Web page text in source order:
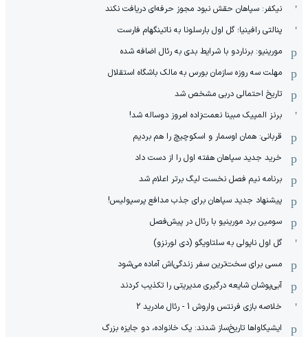
نیکفر: سپاهان حقش نبود مجوز حرفه‌ای دریافت نکند
پنالتی رافینیا؛ گل اول بارسلونا به ناتینگهام فارست
مورینیو: برناردو با شرایط بدی به رئال اضافه شده
مهلت سه روزه سازمان بورس به مالک باشگاه استقلال
تاریخ احتمالی دربی مشخص شد
برنز المپیک مبینا نعمت‌زاده امروز دوساله شد!
قربانی: همان اوسمار و اسکوچیچ را هم بردیم
خرید جدید سپاهان هفته اول را از دست داد
برنامه نیم فصل نخست لیگ برتر اعلام شد
پیشنهاد جدید سپاهان برای جذب مدافع پرسپولیس!
سومین برد مورینیو با رئال در پیش‌فصل
گل اول ناپولی به سلتاویگو (دی لورنزو)
مسی برای سخت‌ترین سفر زندگی‌اش آماده می‌شود
آبی‌پوشان شایعه درگیری مدیریتی را تکذیب کردند
خلاصه بازی فرنتس واروش 1 - رئال مادرید 2
ایشیکاوا‌ها تاریخ‌ساز شدند: یک خانواده، دو جایزه بزرگ